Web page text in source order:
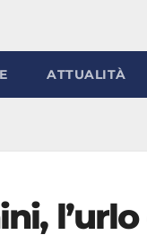
ATTUALITÀ